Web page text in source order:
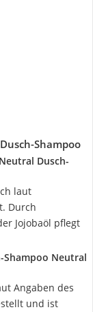
Shampoo
Dusch-
laut
Durch
Jojobaöl pflegt
Neutral
Angaben des
und ist